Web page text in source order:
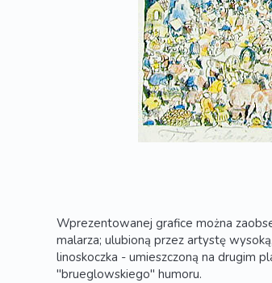
Wprezentowanej grafice można
malarza; ulubioną przez artystę
linoskoczka - umieszczoną na drugim
"brueglowskiego" humoru.